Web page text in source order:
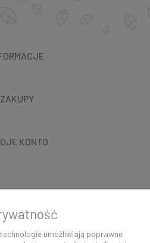
ZAKUPY
KONTO
umożliwiają poprawne